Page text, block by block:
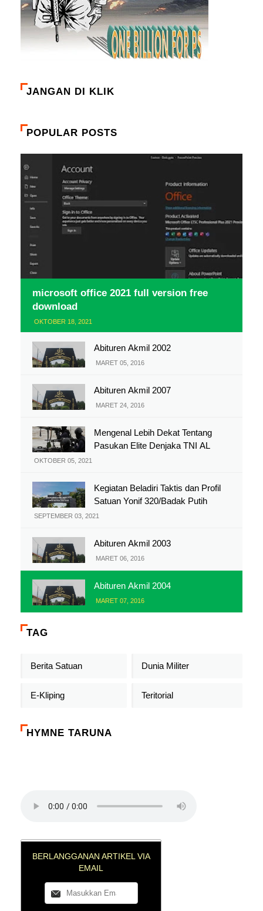
JANGAN DI KLIK
POPULAR POSTS
microsoft office 2021 full version free
download
OKTOBER 18, 2021
Abituren Akmil 2002
MARET 05, 2016
Abituren Akmil 2007
MARET 24, 2016
Mengenal Lebih Dekat Tentang
Pasukan Elite Denjaka TNI AL
OKTOBER 05, 2021
Kegiatan Beladiri Taktis dan Profil
Satuan Yonif 320/Badak Putih
SEPTEMBER 03, 2021
Abituren Akmil 2003
MARET 06, 2016
Abituren Akmil 2004
MARET 07, 2016
TAG
Berita Satuan Dunia Militer
E-Kliping Teritorial
HYMNE TARUNA
BERLANGGANAN ARTIKEL VIA
EMAIL